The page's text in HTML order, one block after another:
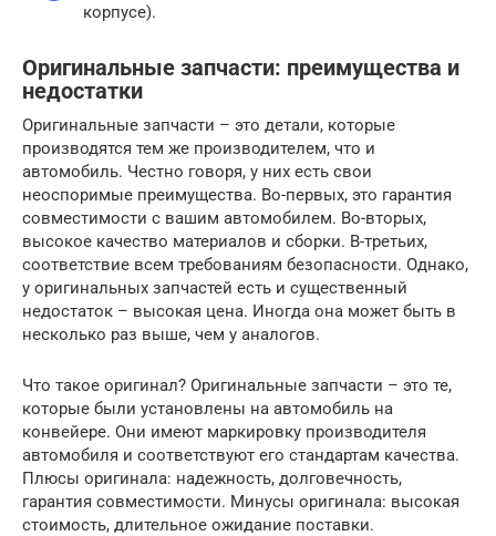
корпусе).
Оригинальные запчасти: преимущества и
недостатки
Оригинальные запчасти – это детали, которые
производятся тем же производителем, что и
автомобиль. Честно говоря, у них есть свои
неоспоримые преимущества. Во-первых, это гарантия
совместимости с вашим автомобилем. Во-вторых,
высокое качество материалов и сборки. В-третьих,
соответствие всем требованиям безопасности. Однако,
у оригинальных запчастей есть и существенный
недостаток – высокая цена. Иногда она может быть в
несколько раз выше, чем у аналогов.
Что такое оригинал? Оригинальные запчасти – это те,
которые были установлены на автомобиль на
конвейере. Они имеют маркировку производителя
автомобиля и соответствуют его стандартам качества.
Плюсы оригинала: надежность, долговечность,
гарантия совместимости. Минусы оригинала: высокая
стоимость, длительное ожидание поставки.